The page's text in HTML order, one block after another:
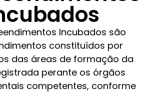
Incubados são
constituídos por
das áreas de formação da
perante os órgãos
competentes, conforme